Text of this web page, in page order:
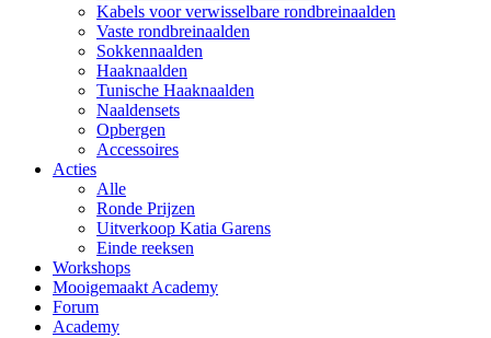
Kabels voor verwisselbare rondbreinaalden
Vaste rondbreinaalden
Sokkennaalden
Haaknaalden
Tunische Haaknaalden
Naaldensets
Opbergen
Accessoires
Acties
Alle
Ronde Prijzen
Uitverkoop Katia Garens
Einde reeksen
Workshops
Mooigemaakt Academy
Forum
Academy